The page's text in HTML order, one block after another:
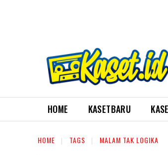
HOME KASETBARU
HOME TAGS MALAM TAK LOGIKA